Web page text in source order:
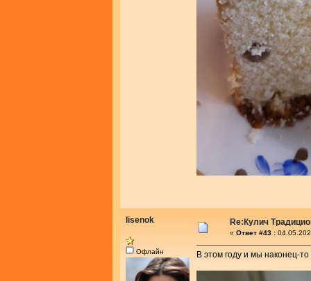
lisenok
Офлайн
Re:Кулич
« Ответ #43 :
В этом году и мы наконец-